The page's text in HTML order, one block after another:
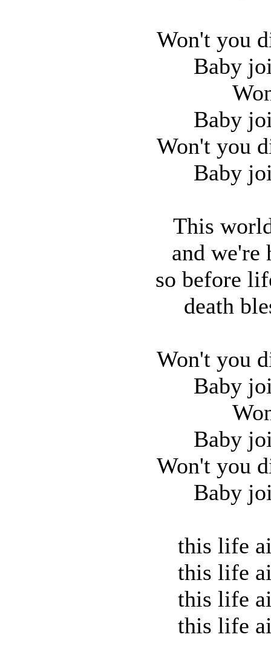
Won't you
Baby
Baby
Won't you
Baby
This
and we're
so before
death
Won't you
Baby
Baby
Won't you
Baby
this life
this life
this life
this life